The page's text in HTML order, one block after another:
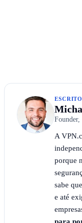
A
porque
sabe
e até